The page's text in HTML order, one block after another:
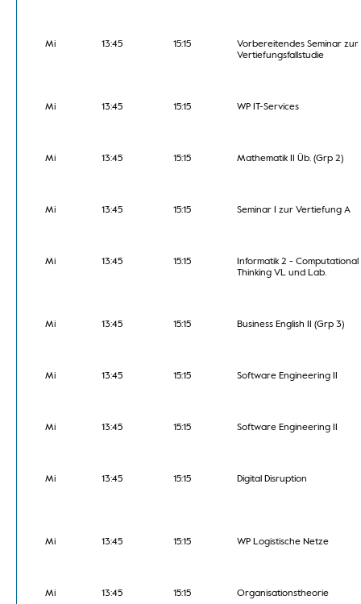
Mi 13:45 15:15
Vorbereitendes Seminar zur
Vertiefungsfallstudie
Mi 13:45 15:15 WP IT-Services
Mi 13:45 15:15 Mathematik II Üb. (Grp 2)
Mi 13:45 15:15 Seminar I zur Vertiefung A
Mi 13:45 15:15
Informatik 2 - Computational
Thinking VL und Lab.
Mi 13:45 15:15 Business English II (Grp 3)
Mi 13:45 15:15 Software Engineering II
Mi 13:45 15:15 Software Engineering II
Mi 13:45 15:15 Digital Disruption
Mi 13:45 15:15 WP Logistische Netze
Mi 13:45 15:15 Organisationstheorie